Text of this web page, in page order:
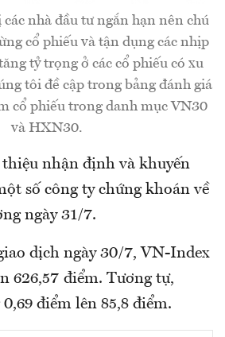
nhà đầu tư ngắn hạn nên chú
cổ phiếu và tận dụng các nhịp
tỷ trọng ở các cổ phiếu có xu
tôi đề cập trong bảng đánh giá
cổ phiếu trong danh mục VN30
và HXN30.
nhận định và khuyến
số công ty chứng khoán về
ngày 31/7.
dịch ngày 30/7, VN-Index
626,57 điểm. Tương tự,
điểm lên 85,8 điểm.